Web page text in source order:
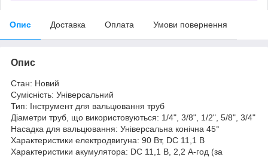
Опис Доставка Оплата Умови повернення
Опис
Стан: Новий
Сумісність: Універсальний
Тип: Інструмент для вальцювання труб
Діаметри труб, що використовуються: 1/4", 3/8", 1/2", 5/8", 3/4"
Насадка для вальцювання: Універсальна конічна 45°
Характеристики електродвигуна: 90 Вт, DC 11,1 В
Характеристики акумулятора: DC 11,1 В, 2,2 А-год (за